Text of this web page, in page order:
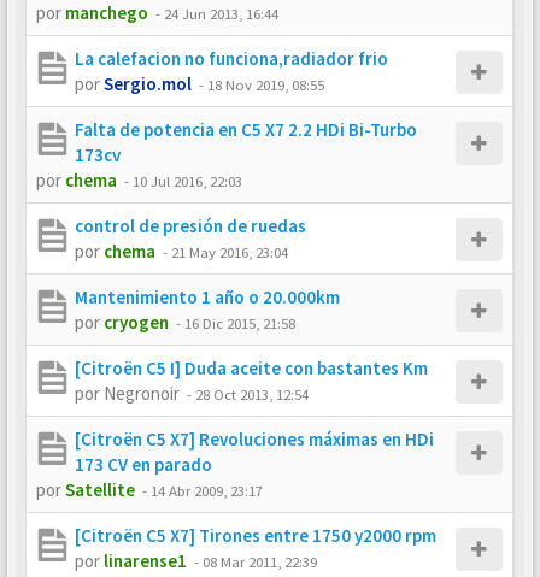
por manchego - 24 Jun 2013, 16:44
La calefacion no funciona,radiador frio
porSergio.mol - 18 Nov 2019, 08:55
Falta de potencia en C5 X7 2.2 HDi Bi-Turbo
173cv
por chema - 10 Jul 2016, 22:03
control de presión de ruedas
por chema - 21 May 2016, 23:04
Mantenimiento 1 año o 20.000km
por cryogen - 16 Dic 2015, 21:58
[Citroën C5 I] Duda aceite con bastantes Km
por Negronoir - 28 Oct 2013, 12:54
[Citroën C5 X7] Revoluciones máximas en HDi
173 CV en parado
porSatellite - 14 Abr 2009, 23:17
[Citroën C5 X7] Tirones entre 1750 y2000 rpm
por linarense1 - 08 Mar 2011, 22:39